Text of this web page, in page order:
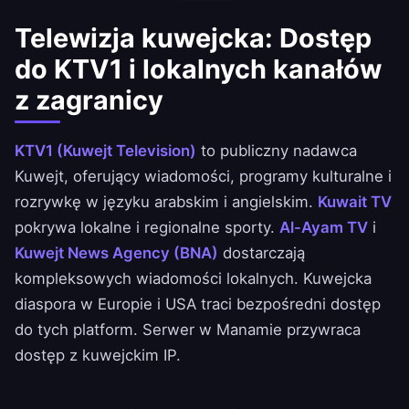
Telewizja kuwejcka: Dostęp
do KTV1 i lokalnych kanałów
z zagranicy
KTV1 (Kuwejt Television) to publiczny nadawca
Kuwejt, oferujący wiadomości, programy kulturalne i
rozrywkę w języku arabskim i angielskim. Kuwait TV
pokrywa lokalne i regionalne sporty. Al-Ayam TV i
Kuwejt News Agency (BNA) dostarczają
kompleksowych wiadomości lokalnych. Kuwejcka
diaspora w Europie i USA traci bezpośredni dostęp
do tych platform. Serwer w Manamie przywraca
dostęp z kuwejckim IP.